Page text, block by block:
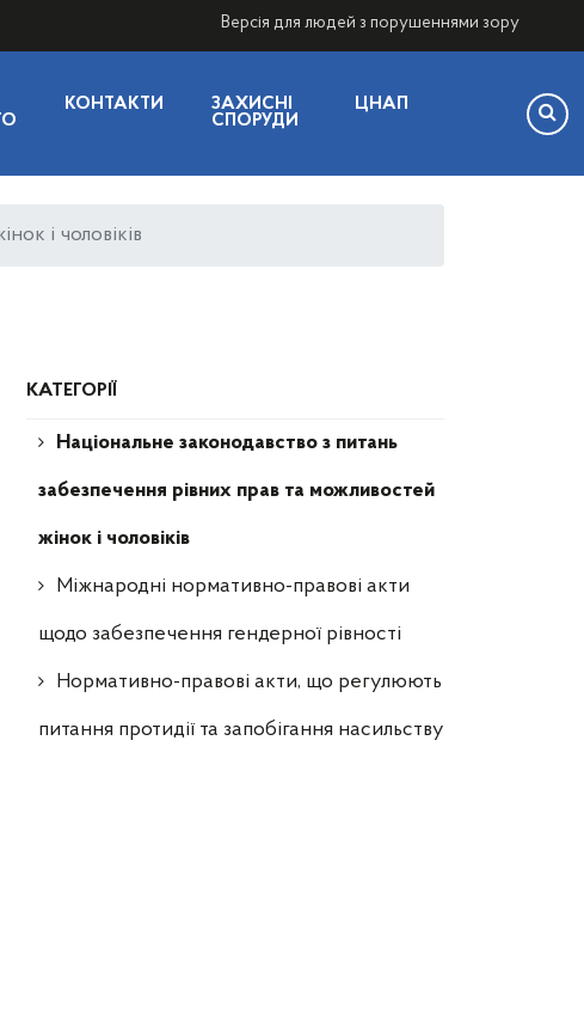
Версія для людей з порушеннями зору
КОНТАКТИ
ЗАХИСНІ
СПОРУДИ
ЦНАП
і чоловіків
КАТЕГОРІЇ
Національне законодавство з питань
забезпечення рівних прав та можливостей
жінок і чоловіків
Міжнародні нормативно-правові акти
щодо забезпечення гендерної рівності
Нормативно-правові акти, що регулюють
питання протидії та запобігання насильству